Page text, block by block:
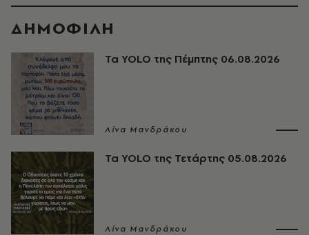
ΔΗΜΟΦΙΛΗ
Τα YOLO της Πέμπτης 06.08.2026
Λίνα Μανδράκου
Τα YOLO της Τετάρτης 05.08.2026
Λίνα Μανδράκου